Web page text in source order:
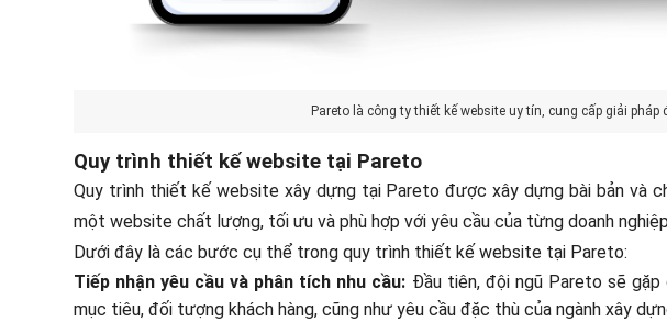
Pareto là công ty thiết kế website uy tín, cung cấp giải pháp
Quy trình thiết kế website tại Pareto
Quy trình thiết kế website xây dựng tại Pareto được xây dựng bài bản và
một website chất lượng, tối ưu và phù hợp với yêu cầu của từng doanh
Dưới đây là các bước cụ thể trong quy trình thiết kế website tại Pareto:
Tiếp nhận yêu cầu và phân tích nhu cầu: Đầu tiên, đội ngũ Pareto sẽ
mục tiêu, đối tượng khách hàng, cũng như yêu cầu đặc thù của ngành xây